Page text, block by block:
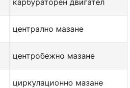
карбураторен двигател
централно мазане
центробежно мазане
циркулационно мазане